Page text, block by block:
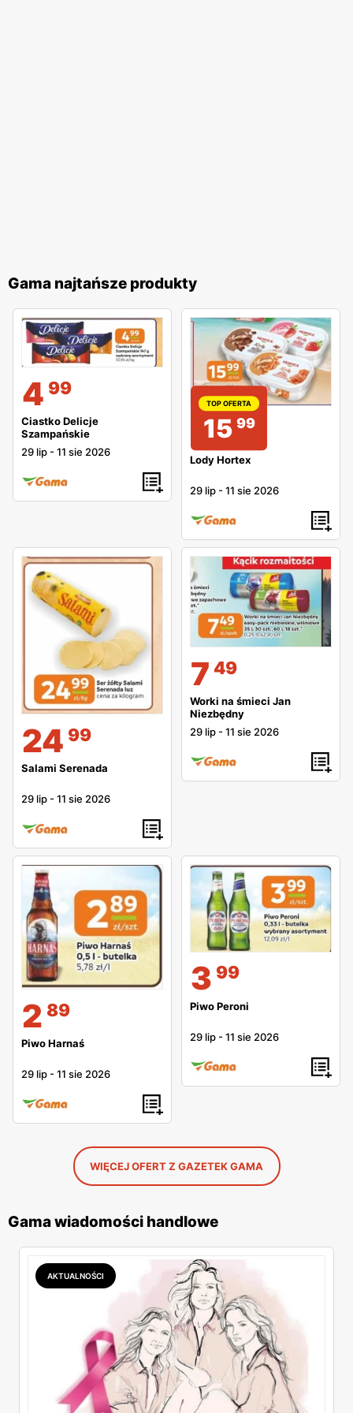
Gama najtańsze produkty
4 99
Ciastko Delicje
Szampańskie
29 lip -11 sie 2026
TOP OFERTA
15 99
Lody Hortex
29 lip -11 sie 2026
24 99
Salami Serenada
29 lip -11 sie 2026
7 49
Worki na śmieci Jan
Niezbędny
29 lip -11 sie 2026
2 89
Piwo Harnaś
29 lip -11 sie 2026
3 99
Piwo Peroni
29 lip -11 sie 2026
WIĘCEJ OFERT Z GAZETEK GAMA
Gama wiadomości handlowe
AKTUALNOŚCI